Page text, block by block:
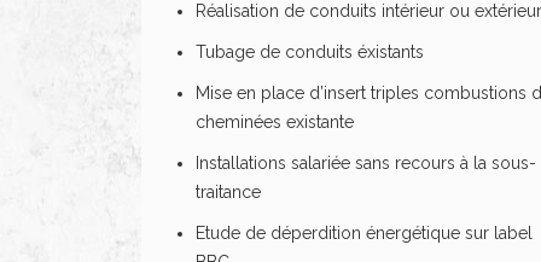
Réalisation de conduits intérieur ou
Tubage de conduits éxistants
Mise en place d’insert triples combustions
cheminées existante
Installations salariée sans recours à la sous-
traitance
Etude de déperdition énergétique sur label